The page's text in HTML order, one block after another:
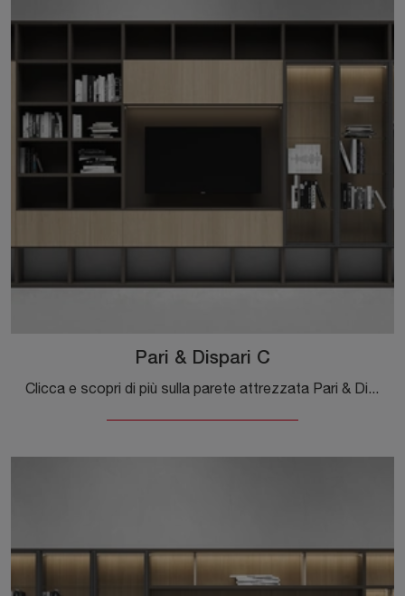
Pari & Dispari C
Clicca e scopri di più sulla parete attrezzata Pari & Dispari C del brand Presotto: è la soluzione dalle linee moderne perfetta per te.